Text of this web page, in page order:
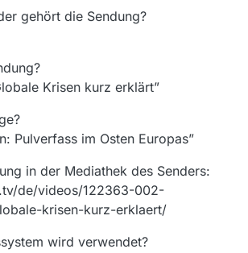
gehört die Sendung?
Krisen kurz erklärt”
Pulverfass im Osten Europas”
in der Mediathek des Senders:
de/videos/122363-002-
krisen-kurz-erklaert/
wird verwendet?